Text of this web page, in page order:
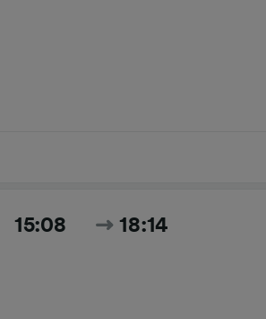
15:08 18:14